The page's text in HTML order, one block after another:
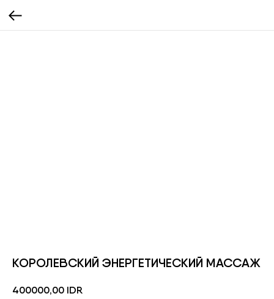
КОРОЛЕВСКИЙ ЭНЕРГЕТИЧЕСКИЙ МАССАЖ
400000,00 IDR